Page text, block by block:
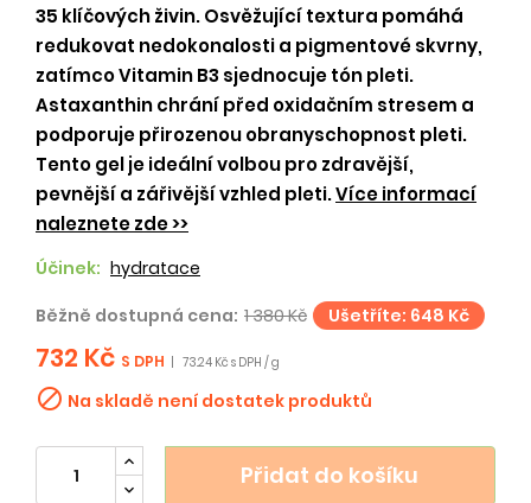
35 klíčových živin. Osvěžující textura pomáhá
redukovat nedokonalosti a pigmentové skvrny,
zatímco Vitamin B3 sjednocuje tón pleti.
Astaxanthin chrání před oxidačním stresem a
podporuje přirozenou obranyschopnost pleti.
Tento gel je ideální volbou pro zdravější,
pevnější a zářivější vzhled pleti.Více informací
naleznete zde >>
Účinek: hydratace
Běžně dostupná cena: 1 380 Kč Ušetříte: 648 Kč
732 Kč S DPH 73.24 Kč s DPH / g
 Na skladě není dostatek produktů
Přidat do košíku